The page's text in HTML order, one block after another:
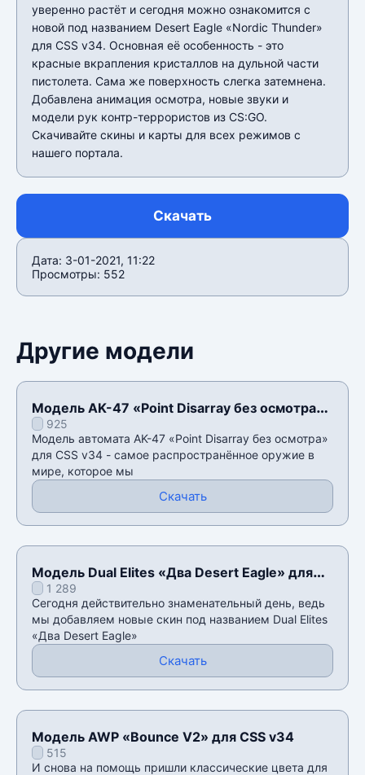
уверенно растёт и сегодня можно ознакомится с
новой под названием Desert Eagle «Nordic Thunder»
для CSS v34. Основная её особенность - это
красные вкрапления кристаллов на дульной части
пистолета. Сама же поверхность слегка затемнена.
Добавлена анимация осмотра, новые звуки и
модели рук контр-террористов из CS:GO.
Скачивайте скины и карты для всех режимов с
нашего портала.
Скачать
Дата: 3-01-2021, 11:22
Просмотры: 552
Другие модели
Модель AK-47 «Point Disarray без осмотра»
для CSS v34
925
Модель автомата AK-47 «Point Disarray без осмотра»
для CSS v34 - самое распространённое оружие в
мире, которое мы
Скачать
Модель Dual Elites «Два Desert Eagle» для
CSS v34
1 289
Сегодня действительно знаменательный день, ведь
мы добавляем новые скин под названием Dual Elites
«Два Desert Eagle»
Скачать
Модель AWP «Bounce V2» для CSS v34
515
И снова на помощь пришли классические цвета для